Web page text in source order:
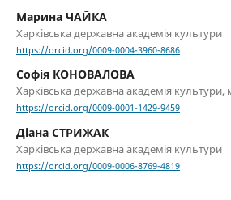
Марина ЧАЙКА
Харківська державна академія культури
https://orcid.org/0009-0004-3960-8686
Софія КОНОВАЛОВА
Харківська державна академія культури,
https://orcid.org/0009-0001-1429-9459
Діана СТРИЖАК
Харківська державна академія культури
https://orcid.org/0009-0006-8769-4819